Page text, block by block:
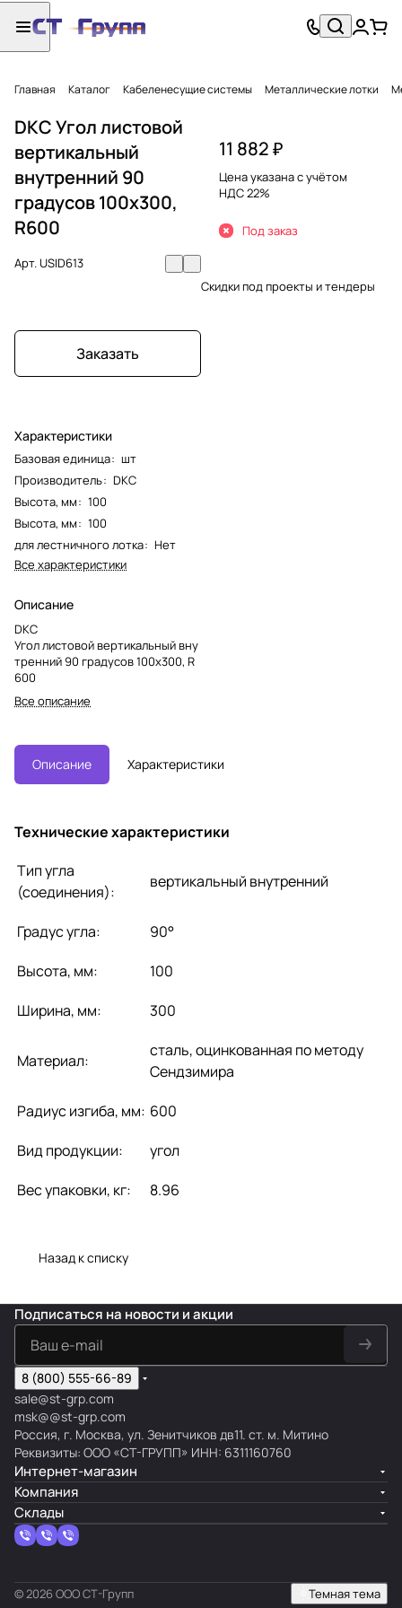
Главная Каталог Кабеленесущие системы Металлические лотки
DKC Угол листовой
вертикальный
внутренний 90
градусов 100х300,
R600
Арт.USID613
Заказать
Характеристики
Базовая единица: шт
Производитель: DKC
Высота, мм: 100
Высота, мм: 100
для лестничного лотка: Нет
Все характеристики
Описание
DKC
Угол листовой вертикальный вну
тренний 90 градусов 100х300, R
600
Все описание
11 882 ₽
Цена указана с учётом
НДС 22%
Под заказ
Скидки под проекты и тендеры
Описание Характеристики
Технические характеристики
Тип угла
(соединения):
вертикальный внутренний
Градус угла:
90°
Высота, мм:
100
Ширина, мм:
300
Материал:
сталь, оцинкованная по методу
Сендзимира
Радиус изгиба, мм: 600
Вид продукции:
угол
Вес упаковки, кг:
8.96
Назад к списку
Подписаться на новости и акции
8 (800) 555-66-89
sale@st-grp.com
msk@@st-grp.com
Россия, г. Москва, ул. Зенитчиков дв11. ст. м. Митино
Реквизиты: ООО «СТ-ГРУПП» ИНН: 6311160760
Интернет-магазин
Компания
Склады
© 2026 ООО СТ-Групп Темная тема